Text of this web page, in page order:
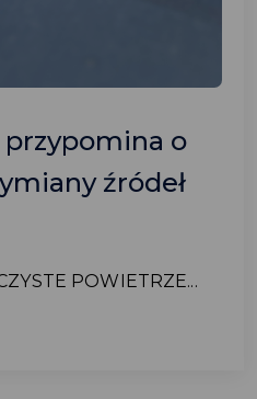
o
źródeł
POWIETRZE...